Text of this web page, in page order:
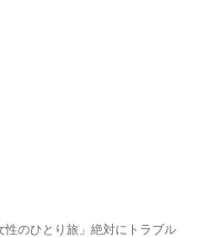
性のひとり旅」絶対にトラブル